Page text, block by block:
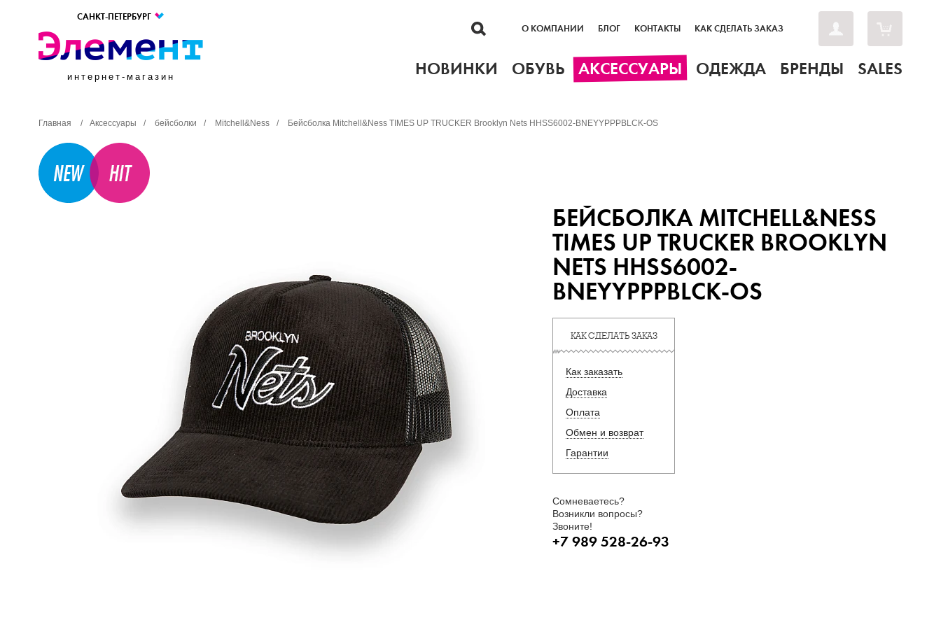
САНКТ-ПЕТЕРБУРГ
интернет-магазин
О КОМПАНИИ БЛОГ КОНТАКТЫ КАК СДЕЛАТЬ ЗАКАЗ
НОВИНКИ ОБУВЬ АКСЕССУАРЫ ОДЕЖДА БРЕНДЫ SALES
Главная / Аксессуары / бейсболки / Mitchell&Ness / Бейсболка Mitchell&Ness TIMES UP TRUCKER Brooklyn Nets HHSS6002-BNEYYPPPBLCK-OS
БЕЙСБОЛКА MITCHELL&NESS
TIMES UP TRUCKER BROOKLYN
NETS HHSS6002-
BNEYYPPPBLCK-OS
КАК СДЕЛАТЬ ЗАКАЗ
Как заказать
Доставка
Оплата
Обмен и возврат
Гарантии
Сомневаетесь?
Возникли вопросы?
Звоните!
+7 989 528-26-93